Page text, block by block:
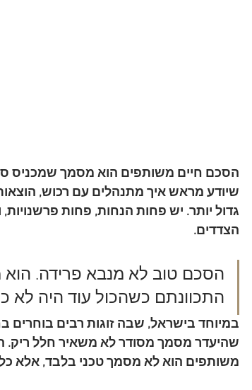
הסכם חיים משותפים הוא מסמך שמכניס
שיודע מראש איך מתנהלים עם רכוש,
גדול יותר. יש פחות הנחות, פחות
הצדדים.
הסכם טוב לא מנבא פרידה.
התכוונתם כשהכול עוד היה לא
במיוחד בישראל, שבה זוגות רבים בוחרים
שהיעדר מסמך מסודר לא משאיר חלל ריק.
משותפים הוא לא מסמך טכני בלבד, אלא